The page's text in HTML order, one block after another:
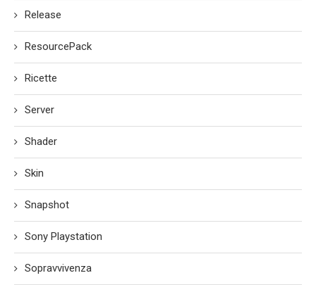
Release
ResourcePack
Ricette
Server
Shader
Skin
Snapshot
Sony Playstation
Sopravvivenza